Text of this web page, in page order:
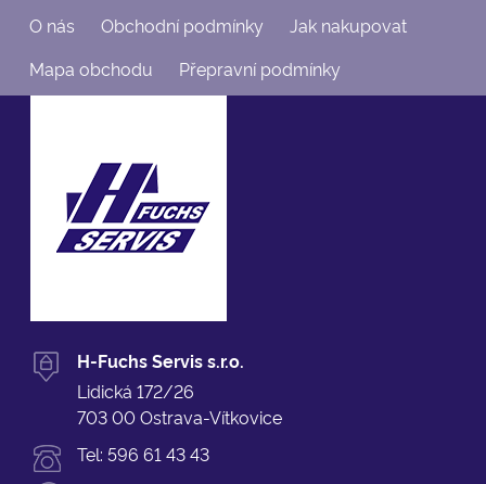
O nás Obchodní podmínky
Jak nakupovat
Mapa obchodu
Přepravní podmínky
H-Fuchs Servis s.r.o.
Lidická 172/26
703 00 Ostrava-Vítkovice
Tel: 596 61 43 43